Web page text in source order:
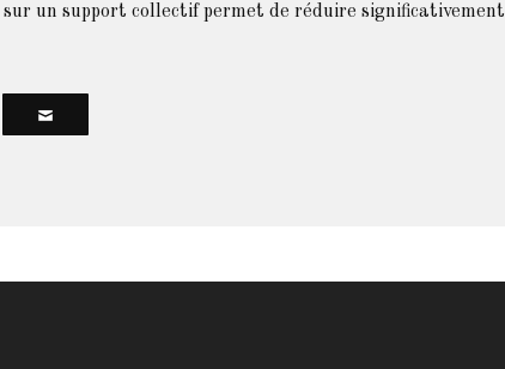
un support collectif permet de réduire significativement